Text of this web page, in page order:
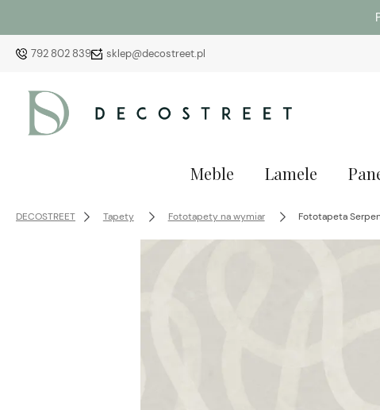
792 802 839 sklep@decostreet.pl
Meble Lamele
DECOSTREET Tapety Fototapety na wymiar Fototapeta